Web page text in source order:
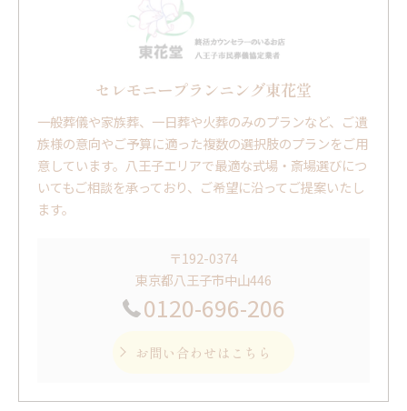
セレモニープランニング東花堂
一般葬儀や家族葬、一日葬や火葬のみのプランなど、ご遺
族様の意向やご予算に適った複数の選択肢のプランをご用
意しています。八王子エリアで最適な式場・斎場選びにつ
いてもご相談を承っており、ご希望に沿ってご提案いたし
ます。
〒192-0374
東京都八王子市中山446
0120-696-206
お問い合わせはこちら